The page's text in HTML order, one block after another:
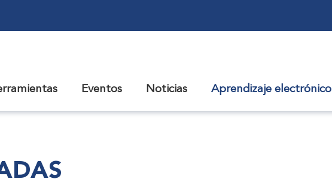
Eventos Noticias Aprendizaje electrónico